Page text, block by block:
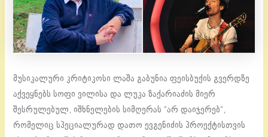
მუსიკალური კრიტიკოსი ლაშა გაბუნია ფეისბუქის გვერდზე
აქვეყნებს სოფი ვილისა და ლუკა ზაქარიაძის მიერ
შესრულებულ, იშხნელების სიმღერას “არ დაიჯერებ“,
რომელიც სპეციალურად დათო ევგენიძის პროექტისთვის